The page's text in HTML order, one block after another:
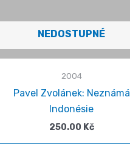
NEDOSTUPNÉ
2004
Pavel Zvolánek: Neznámá
Indonésie
250.00 Kč